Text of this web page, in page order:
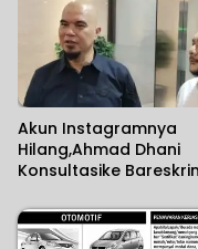
Akun Instagramnya
Hilang,Ahmad Dhani
Konsultasike